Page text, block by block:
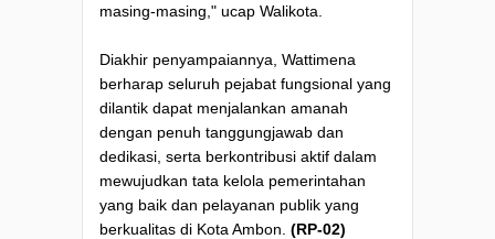
masing-masing," ucap Walikota.
Diakhir penyampaiannya, Wattimena
berharap seluruh pejabat fungsional yang
dilantik dapat menjalankan amanah
dengan penuh tanggungjawab dan
dedikasi, serta berkontribusi aktif dalam
mewujudkan tata kelola pemerintahan
yang baik dan pelayanan publik yang
berkualitas di Kota Ambon. (RP-02)